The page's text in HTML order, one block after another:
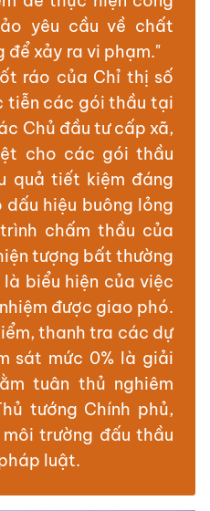
yêu cầu về chất
để xảy ra vi phạm."
ráo của Chỉ thị số
tiễn các gói thầu tại
Chủ đầu tư cấp xã,
cho các gói thầu
quả tiết kiệm đáng
hiệu buông lỏng
chấm thầu của
tượng bất thường
biểu hiện của việc
được giao phó.
thanh tra các dự
sát mức 0% là giải
tuân thủ nghiêm
tướng Chính phủ,
trường đấu thầu
luật.